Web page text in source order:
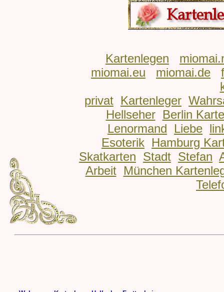
Kartenlegen
miomai.eu
miomai.de
privat Kartenleger
Hellseher
Berlin
Lenormand
Liebe
Esoterik Hamburg
Skatkarten Stadt Stefan
Arbeit
München